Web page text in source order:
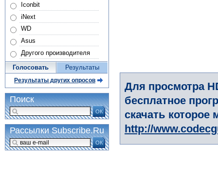
Для просмотра
бесплатное
скачать
http://
Iconbit
iNext
WD
Asus
Другого производителя
Голосовать Результаты
Результаты других опросов
Поиск
ОК
Рассылки Subscribe.Ru
ОК